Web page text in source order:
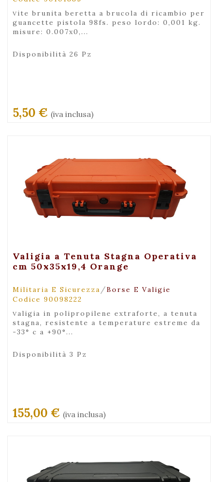
vite brunita beretta a brucola di ricambio per
guancette pistola 98fs. peso lordo: 0,001 kg.
misure: 0.007x0,...
Disponibilità 26 Pz
5,50 € (iva inclusa)
+ Visualizza
Valigia a Tenuta Stagna Operativa
cm 50x35x19,4 Orange
Militaria E Sicurezza /Borse E Valigie
Codice 90098222
valigia in polipropilene extraforte, a tenuta
stagna, resistente a temperature estreme da
-33° c a +90°...
Disponibilità 3 Pz
155,00 € (iva inclusa)